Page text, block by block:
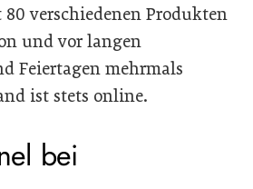
verschiedenen Produkten
und vor langen
Feiertagen mehrmals
ist stets online.
bei